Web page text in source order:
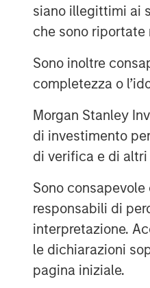
siano illegittimi ai
che sono
Sono inoltre
completezza o
Morgan Stanley
di investimento
di verifica e di
Sono
responsabili di
interpretazione.
le dichiarazioni
pagina iniziale.
In the
assets
more by
on/risk-off
co-
are
specific risk,
rate
production
returns to